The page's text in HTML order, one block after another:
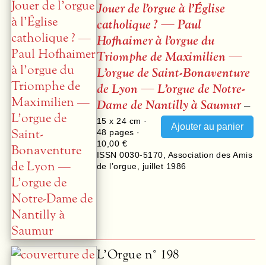
Jouer de l’orgue à l’Église
catholique ? — Paul
Hofhaimer à l’orgue du
Triomphe de Maximilien —
L’orgue de Saint-Bonaventure
de Lyon — L’orgue de Notre-
Dame de Nantilly à Saumur–
15 x 24 cm ·
48 pages ·
10,00 €
ISSN 0030-5170 Association des Amis
de l’orgue
juillet 1986
L’Orgue n° 198